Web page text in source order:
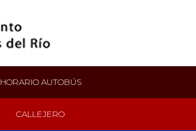
HORARIO AUTOBÚS
CALLEJERO